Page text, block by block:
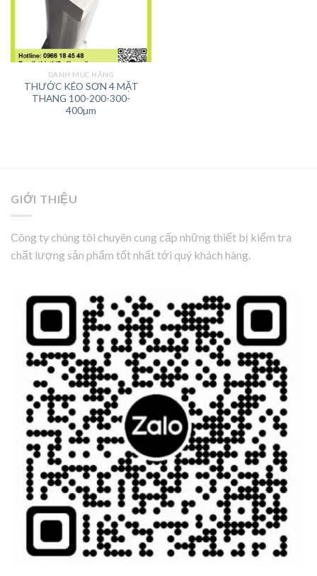
DANH MỤC HÃNG
THƯỚC KÉO SƠN 4 MẶT
THANG 100-200-300-
400µm
GIỚI THIỆU
Công ty chúng tôi chuyên cung cấp những thiết bị kiểm tra
chất lượng sản phẩm tốt nhất tới quý khách hàng.